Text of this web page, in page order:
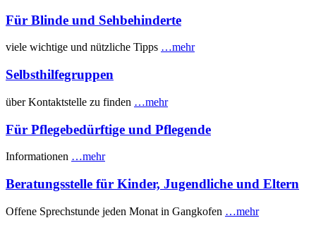
Für Blinde und Sehbehinderte
viele wichtige und nützliche Tipps …mehr
Selbsthilfegruppen
über Kontaktstelle zu finden …mehr
Für Pflegebedürftige und Pflegende
Informationen …mehr
Beratungsstelle für Kinder, Jugendliche und Eltern
Offene Sprechstunde jeden Monat in Gangkofen …mehr